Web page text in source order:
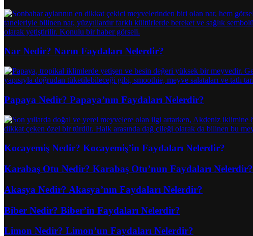
Nar Nedir? Narın Faydaları Nelerdir?
Papaya Nedir? Papaya’nın Faydaları Nelerdir?
Kocayemiş Nedir? Kocayemiş’in Faydaları Nelerdir?
Karabaş Otu Nedir? Karabaş Otu’nun Faydaları Nelerdir?
Akasya Nedir? Akasya’nın Faydaları Nelerdir?
Biber Nedir? Biber’in Faydaları Nelerdir?
Limon Nedir? Limon’un Faydaları Nelerdir?